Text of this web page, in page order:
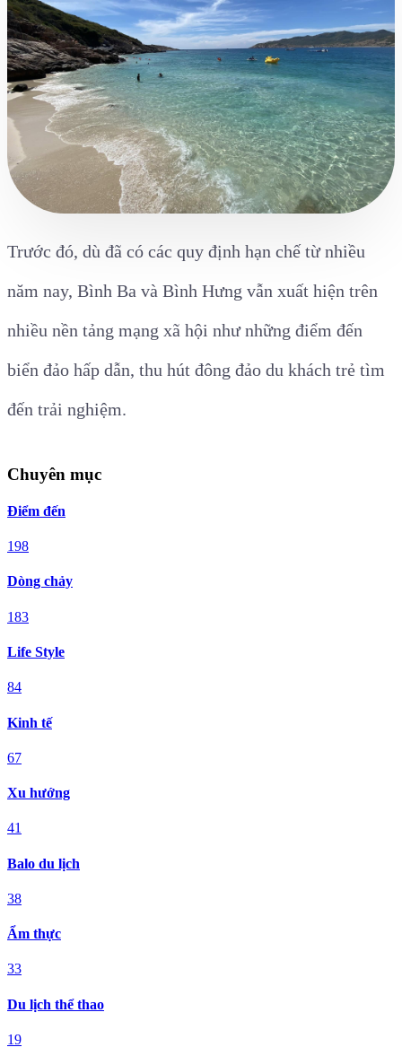
Trước đó, dù đã có các quy định hạn chế từ nhiều
năm nay, Bình Ba và Bình Hưng vẫn xuất hiện trên
nhiều nền tảng mạng xã hội như những điểm đến
biển đảo hấp dẫn, thu hút đông đảo du khách trẻ tìm
đến trải nghiệm.
Chuyên mục
Điểm đến
198
Dòng chảy
183
Life Style
84
Kinh tế
67
Xu hướng
41
Balo du lịch
38
Ẩm thực
33
Du lịch thể thao
19